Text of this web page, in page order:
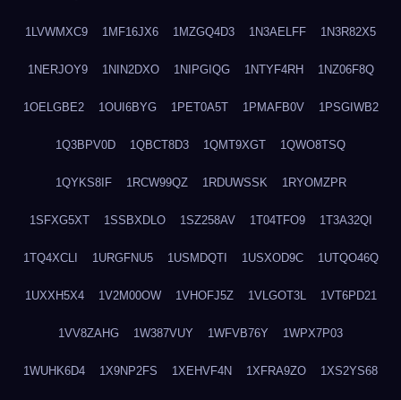
1LVWMXC9 1MF16JX6 1MZGQ4D3 1N3AELFF 1N3R82X5
1NERJOY9 1NIN2DXO 1NIPGIQG 1NTYF4RH 1NZ06F8Q
1OELGBE2 1OUI6BYG 1PET0A5T 1PMAFB0V 1PSGIWB2
1Q3BPV0D 1QBCT8D3 1QMT9XGT 1QWO8TSQ
1QYKS8IF 1RCW99QZ 1RDUWSSK 1RYOMZPR
1SFXG5XT 1SSBXDLO 1SZ258AV 1T04TFO9 1T3A32QI
1TQ4XCLI 1URGFNU5 1USMDQTI 1USXOD9C 1UTQO46Q
1UXXH5X4 1V2M00OW 1VHOFJ5Z 1VLGOT3L 1VT6PD21
1VV8ZAHG 1W387VUY 1WFVB76Y 1WPX7P03
1WUHK6D4 1X9NP2FS 1XEHVF4N 1XFRA9ZO 1XS2YS68